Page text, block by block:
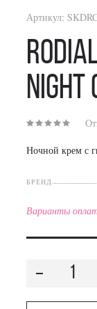
Артикул:
Night
Ночной крем с
БРЕНД
Варианты